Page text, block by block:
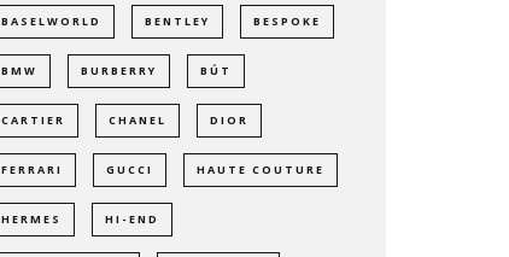
BASELWORLD BENTLEY BESPOKE
BMW BURBERRY BÚT
CARTIER CHANEL DIOR
FERRARI GUCCI HAUTE COUTURE
HERMES HI-END